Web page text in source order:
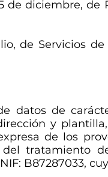
de diciembre,
de Servicios
datos de
y
de los
del tratamiento
B87287033,